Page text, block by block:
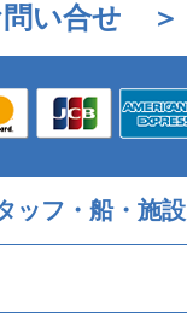
い合せ ＞
ッフ・船・施